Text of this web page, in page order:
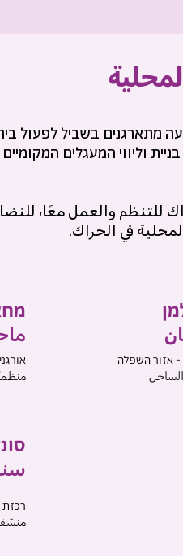
מתארגנים בשביל לפעול
וליווי המעגלים
للتنظم والعمل معًا،
في الحراك.
- אזור השפלה
רכזת